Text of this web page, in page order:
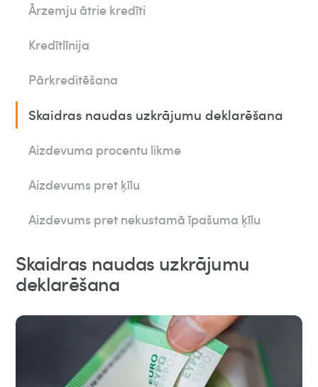
Ārzemju ātrie kredīti
Kredītlīnija
Pārkreditēšana
Skaidras naudas uzkrājumu deklarēšana
Aizdevuma procentu likme
Aizdevums pret ķīlu
Aizdevums pret nekustamā īpašuma ķīlu
Skaidras naudas uzkrājumu
deklarēšana